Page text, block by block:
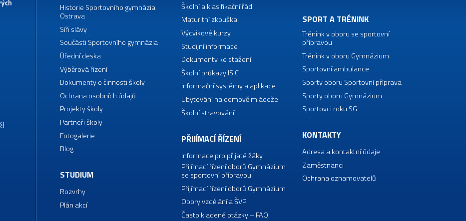
Historie Sportovního gymnázia
Ostrava
Síň slávy
Součásti Sportovního gymnázia
Úřední deska
Výběrová řízení
Dokumenty o činnosti školy
Ochrana osobních údajů
Projekty školy
Partneři školy
Fotogalerie
Blog
STUDIUM
Rozvrhy
Plán akcí
Školní a klasifikační řád
Maturitní zkouška
Výcvikové kurzy
Studijní informace
Dokumenty ke stažení
Školní průkazy ISIC
Informační systémy a aplikace
Ubytování na domově mládeže
Školní stravování
PŘIJÍMACÍ ŘÍZENÍ
Informace pro přijaté žáky
Přijímací řízení oborů Gymnázium
se sportovní přípravou
Přijímací řízení oborů Gymnázium
Obory vzdělání a ŠVP
Často kladené otázky – FAQ
SPORT A TRÉNINK
Trénink v oboru se sportovní
přípravou
Trénink v oboru Gymnázium
Sportovní ambulance
Sporty oboru Sportovní příprava
Sporty oboru Gymnázium
Sportovci roku SG
KONTAKTY
Adresa a kontaktní údaje
Zaměstnanci
Ochrana oznamovatelů